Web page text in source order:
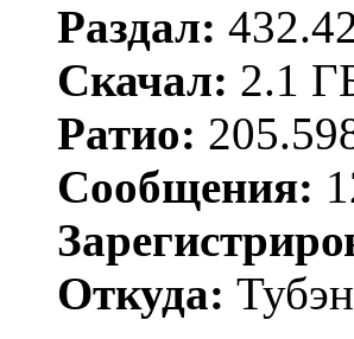
Раздал:
Скачал: 2.1
Ратио:
Сообщения:
Откуда: